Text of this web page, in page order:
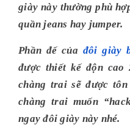
giày này thường phù
quần jeans hay jumper.
Phần đế của đôi giày
được thiết kế độn cao
chàng trai sẽ được
chàng trai muốn
ngay đôi giày này nhé.